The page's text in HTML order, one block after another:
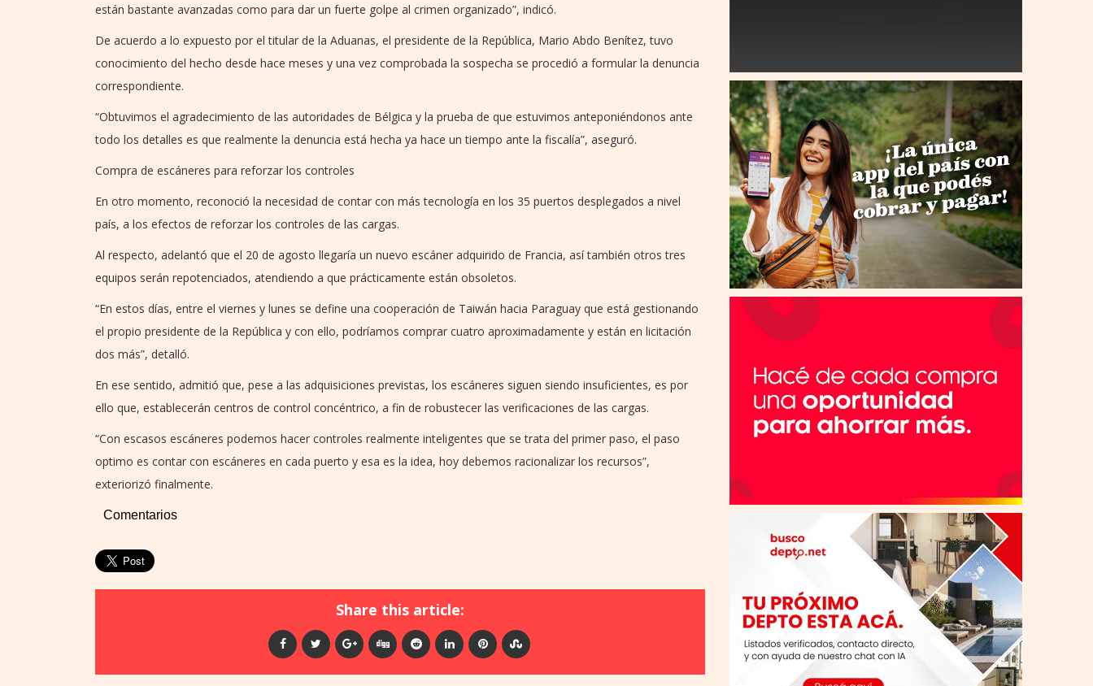
están bastante avanzadas como para dar un fuerte golpe al crimen organizado”, indicó.
De acuerdo a lo expuesto por el titular de la Aduanas, el presidente de la República, Mario Abdo Benítez, tuvo
conocimiento del hecho desde hace meses y una vez comprobada la sospecha se procedió a formular la denuncia
correspondiente.
“Obtuvimos el agradecimiento de las autoridades de Bélgica y la prueba de que estuvimos anteponiéndonos ante
todo los detalles es que realmente la denuncia está hecha ya hace un tiempo ante la fiscalía”, aseguró.
Compra de escáneres para reforzar los controles
En otro momento, reconoció la necesidad de contar con más tecnología en los 35 puertos desplegados a nivel
país, a los efectos de reforzar los controles de las cargas.
Al respecto, adelantó que el 20 de agosto llegaría un nuevo escáner adquirido de Francia, así también otros tres
equipos serán repotenciados, atendiendo a que prácticamente están obsoletos.
“En estos días, entre el viernes y lunes se define una cooperación de Taiwán hacia Paraguay que está gestionando
el propio presidente de la República y con ello, podríamos comprar cuatro aproximadamente y están en licitación
dos más”, detalló.
En ese sentido, admitió que, pese a las adquisiciones previstas, los escáneres siguen siendo insuficientes, es por
ello que, establecerán centros de control concéntrico, a fin de robustecer las verificaciones de las cargas.
“Con escasos escáneres podemos hacer controles realmente inteligentes que se trata del primer paso, el paso
optimo es contar con escáneres en cada puerto y esa es la idea, hoy debemos racionalizar los recursos”,
exteriorizó finalmente.
Comentarios
Share this article: